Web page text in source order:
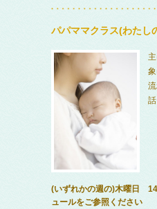
パパママクラス(わたし
(いずれかの週の)木曜日
ュールをご参照ください